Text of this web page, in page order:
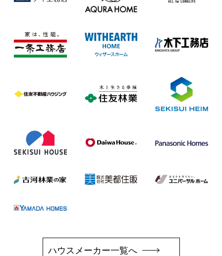
ハウスメーカー一覧へ